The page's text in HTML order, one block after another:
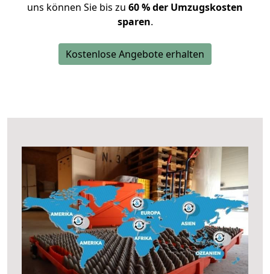
uns können Sie bis zu 60 % der Umzugskosten
sparen.
Kostenlose Angebote erhalten